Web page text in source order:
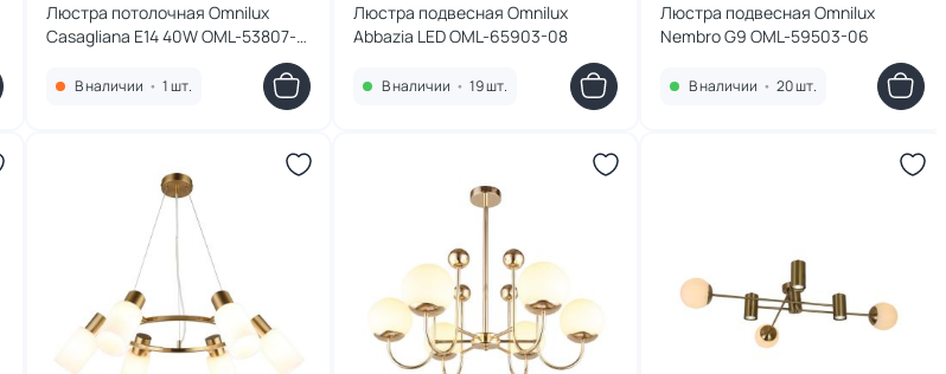
Люстра потолочная Omnilux
Casagliana E14 40W OML-53807-
В наличии • 1 шт.
Люстра подвесная Omnilux
Abbazia LED OML-65903-08
В наличии • 19 шт.
Люстра подвесная Omnilux
Nembro G9 OML-59503-06
В наличии • 20 шт.